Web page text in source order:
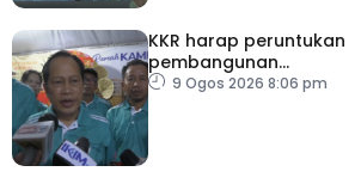
KKR harap peruntukan
pembangunan
ditingkatkan
9 Ogos 2026 8:06 pm